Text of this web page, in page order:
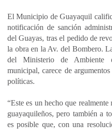
t
s
A
p
p
e
b
o
o
k
e
d
n
i
l
a
r
t
i
El Municipio de Guayaquil
notificación de sanción
del Guayas, tras el pedido de
la obra en la Av. del Bombero.
del Ministerio de Ambiente
municipal, carece de
políticas.
“Este es un hecho que
guayaquileños, pero también a
es posible que, con una